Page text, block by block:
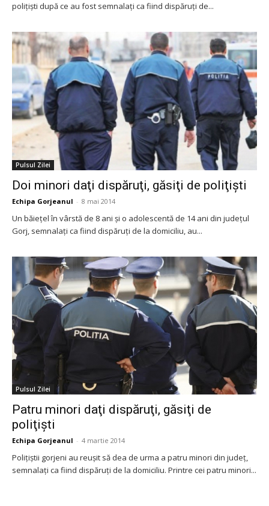
poliţişti după ce au fost semnalaţi ca fiind dispăruţi de...
Pulsul Zilei
Doi minori daţi dispăruţi, găsiţi de poliţişti
Echipa Gorjeanul - 8 mai 2014
Un băieţel în vârstă de 8 ani şi o adolescentă de 14 ani din judeţul
Gorj, semnalaţi ca fiind dispăruţi de la domiciliu, au...
Pulsul Zilei
Patru minori daţi dispăruţi, găsiţi de
poliţişti
Echipa Gorjeanul - 4 martie 2014
Poliţiştii gorjeni au reuşit să dea de urma a patru minori din judeţ,
semnalaţi ca fiind dispăruţi de la domiciliu. Printre cei patru minori...